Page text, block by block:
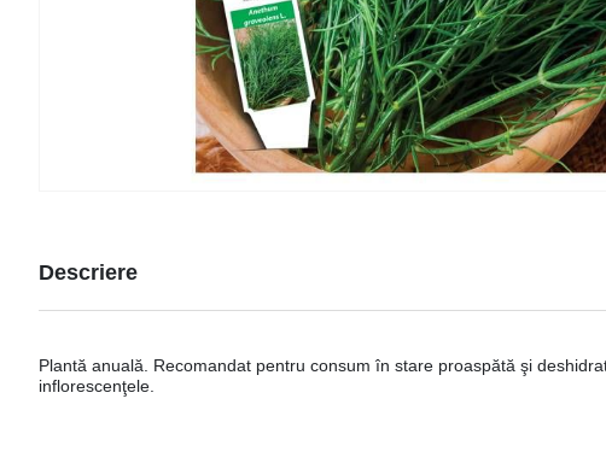
Descriere
Plantă anuală. Recomandat pentru consum în stare proaspătă şi
inflorescenţele.